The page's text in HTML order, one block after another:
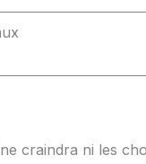
craindra ni les